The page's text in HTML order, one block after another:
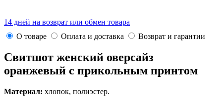
14 дней на возврат или обмен товара
О товаре
Оплата и доставка Возврат и гарантии
Свитшот женский оверсайз
оранжевый с прикольным принтом
Материал: хлопок, полиэстер.